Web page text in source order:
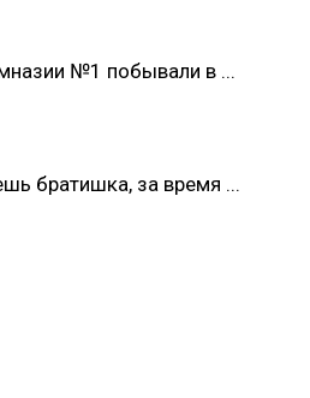
№1 побывали в ...
братишка, за время ...